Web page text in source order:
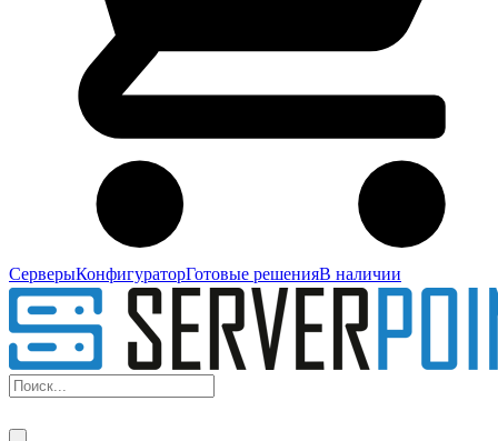
СерверыКонфигураторГотовые решенияВ наличии